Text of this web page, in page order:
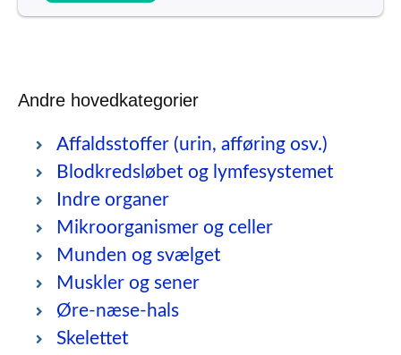
Andre hovedkategorier
Affaldsstoffer (urin, afføring osv.)
Blodkredsløbet og lymfesystemet
Indre organer
Mikroorganismer og celler
Munden og svælget
Muskler og sener
Øre-næse-hals
Skelettet